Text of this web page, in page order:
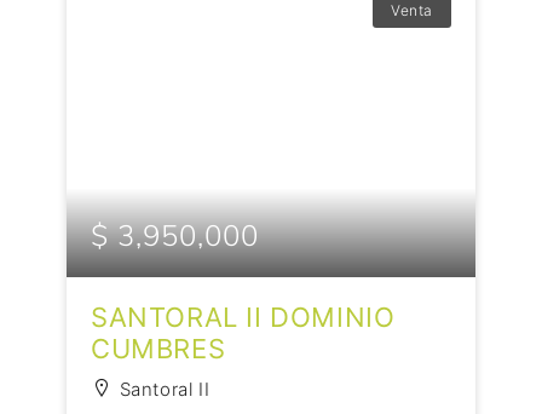
Venta
$ 3,950,000
SANTORAL II DOMINIO
CUMBRES
Santoral II